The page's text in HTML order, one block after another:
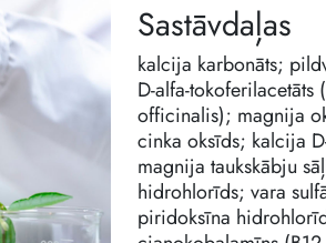
Sastāvdaļas
kalcija karbonāts;
D-alfa-
officinalis); magnija
cinka oksīds; kalcija
magnija taukskābju
hidrohlorīds; vara
piridoksīna